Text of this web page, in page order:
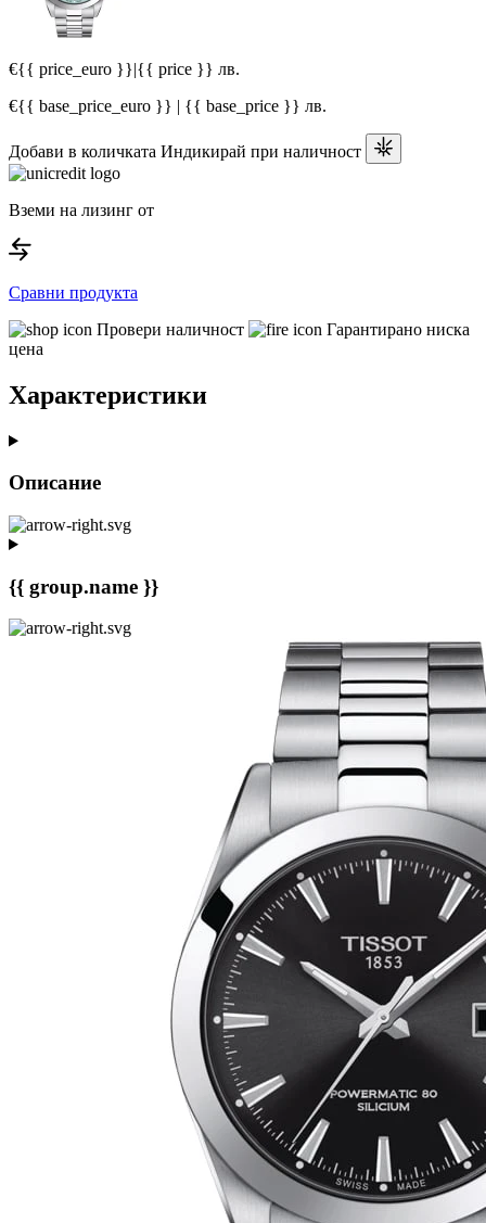
€{{ price_euro }}|{{ price }} лв.
€{{ base_price_euro }} | {{ base_price }} лв.
Добави в количката Индикирай при наличност
Вземи на лизинг от
Сравни продукта
Провери наличност
Гарантирано ниска
цена
Характеристики
Описание
{{ group.name }}